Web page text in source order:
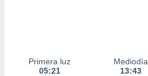
Primera luz
05:21
Mediodía
13:43